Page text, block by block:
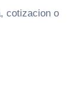
cotizacion o